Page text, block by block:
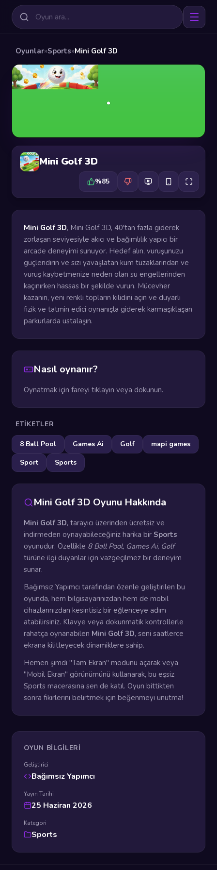
Oyunlar»Sports»Mini Golf 3D
Mini Golf 3D
%85
Mini Golf 3D, Mini Golf 3D, 40'tan fazla giderek
zorlaşan seviyesiyle akıcı ve bağımlılık yapıcı bir
arcade deneyimi sunuyor. Hedef alın, vuruşunuzu
güçlendirin ve sizi yavaşlatan kum tuzaklarından ve
vuruş kaybetmenize neden olan su engellerinden
kaçınırken hassas bir şekilde vurun. Mücevher
kazanın, yeni renkli topların kilidini açın ve duyarlı
fizik ve tatmin edici oynanışla giderek karmaşıklaşan
parkurlarda ustalaşın.
Nasıl oynanır?
Oynatmak için fareyi tıklayın veya dokunun.
ETIKETLER
8 Ball Pool Games Ai Golf
mapi games
Sport
Sports
Mini Golf 3D Oyunu Hakkında
Mini Golf 3D, tarayıcı üzerinden ücretsiz ve
indirmeden oynayabileceğiniz harika bir Sports
oyunudur. Özellikle 8 Ball Pool, Games Ai, Golf
türüne ilgi duyanlar için vazgeçilmez bir deneyim
sunar.
Bağımsız Yapımcı tarafından özenle geliştirilen bu
oyunda, hem bilgisayarınızdan hem de mobil
cihazlarınızdan kesintisiz bir eğlenceye adım
atabilirsiniz. Klavye veya dokunmatik kontrollerle
rahatça oynanabilen Mini Golf 3D, seni saatlerce
ekrana kilitleyecek dinamiklere sahip.
Hemen şimdi "Tam Ekran" modunu açarak veya
"Mobil Ekran" görünümünü kullanarak, bu eşsiz
Sports macerasına sen de katıl. Oyun bittikten
sonra fikirlerini belirtmek için beğenmeyi unutma!
OYUN BILGILERI
Geliştirici
Bağımsız Yapımcı
Yayın Tarihi
25 Haziran 2026
Kategori
Sports